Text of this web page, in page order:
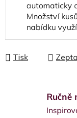
automaticky
Množství
nabídku
Tisk
Ručně